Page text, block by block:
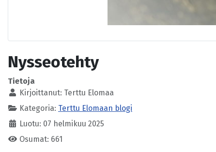
Nysseotehty
Tietoja
Kirjoittanut: Terttu Elomaa
Kategoria: Terttu Elomaan blogi
Luotu: 07 helmikuu 2025
Osumat: 661